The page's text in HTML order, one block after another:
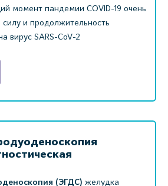
момент пандемии COVID-19 очень
и продолжительность
вирус SARS-CoV-2
(ЭГДС) желудка